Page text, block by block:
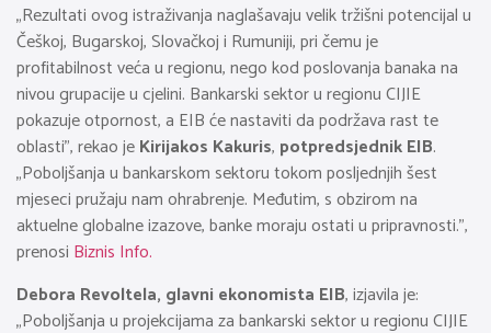
„Rezultati ovog istraživanja naglašavaju velik tržišni potencijal u
Češkoj, Bugarskoj, Slovačkoj i Rumuniji, pri čemu je
profitabilnost veća u regionu, nego kod poslovanja banaka na
nivou grupacije u cjelini. Bankarski sektor u regionu CIJIE
pokazuje otpornost, a EIB će nastaviti da podržava rast te
oblasti”, rekao jeKirijakos Kakuris, potpredsjednik EIB.
„Poboljšanja u bankarskom sektoru tokom posljednjih šest
mjeseci pružaju nam ohrabrenje. Međutim, s obzirom na
aktuelne globalne izazove, banke moraju ostati u pripravnosti.”,
prenosi Biznis Info.
Debora Revoltela, glavni ekonomista EIB, izjavila je:
„Poboljšanja u projekcijama za bankarski sektor u regionu CIJIE